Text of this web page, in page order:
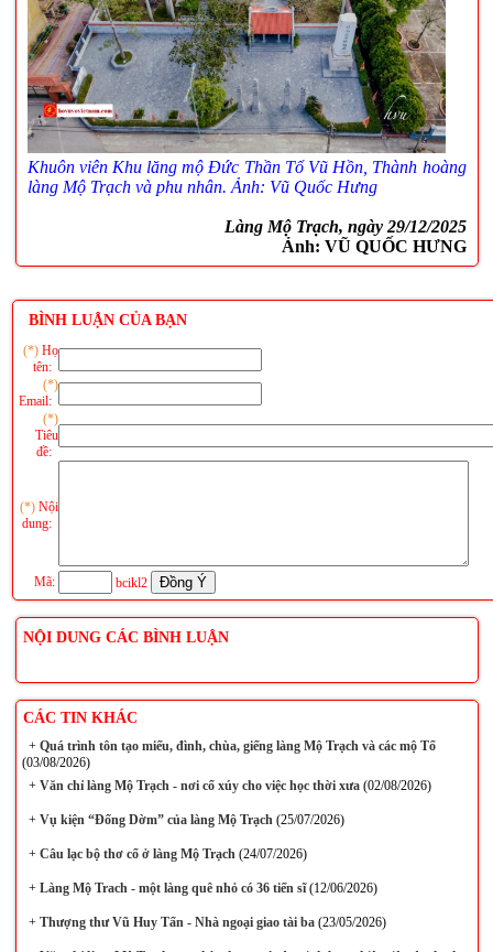
Khuôn viên Khu lăng mộ Đức Thần Tổ Vũ Hồn, Thành hoàng
làng Mộ Trạch và phu nhân. Ảnh: Vũ Quốc Hưng
Làng Mộ Trạch, ngày 29/12/2025
Ảnh: VŨ QUỐC HƯNG
BÌNH LUẬN CỦA BẠN
(*) Họ
tên:
(*)
Email:
(*)
Tiêu
đề:
(*) Nội
dung:
Mã: bcikl2
NỘI DUNG CÁC BÌNH LUẬN
CÁC TIN KHÁC
+Quá trình tôn tạo miếu, đình, chùa, giếng làng Mộ Trạch và các mộ Tổ
(03/08/2026)
+Văn chỉ làng Mộ Trạch - nơi cổ xúy cho việc học thời xưa(02/08/2026)
+Vụ kiện “Đống Dờm” của làng Mộ Trạch(25/07/2026)
+Câu lạc bộ thơ cổ ở làng Mộ Trạch(24/07/2026)
+Làng Mộ Trach - một làng quê nhỏ có 36 tiến sĩ(12/06/2026)
+Thượng thư Vũ Huy Tấn - Nhà ngoại giao tài ba(23/05/2026)